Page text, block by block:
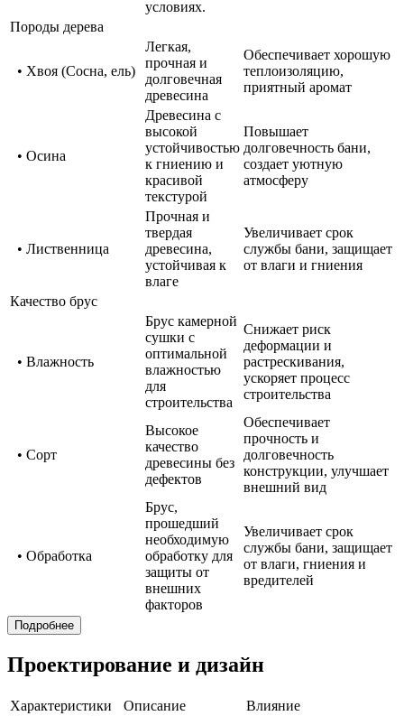
условиях.
Породы дерева
• Хвоя (Сосна, ель)
Легкая,
прочная и
долговечная
древесина
Обеспечивает хорошую
теплоизоляцию,
приятный аромат
• Осина
Древесина с
высокой
устойчивостью
к гниению и
красивой
текстурой
Повышает
долговечность бани,
создает уютную
атмосферу
• Лиственница
Прочная и
твердая
древесина,
устойчивая к
влаге
Увеличивает срок
службы бани, защищает
от влаги и гниения
Качество брус
• Влажность
Брус камерной
сушки с
оптимальной
влажностью
для
строительства
Снижает риск
деформации и
растрескивания,
ускоряет процесс
строительства
• Сорт
Высокое
качество
древесины без
дефектов
Обеспечивает
прочность и
долговечность
конструкции, улучшает
внешний вид
• Обработка
Брус,
прошедший
необходимую
обработку для
защиты от
внешних
факторов
Увеличивает срок
службы бани, защищает
от влаги, гниения и
вредителей
Подробнее
Проектирование и дизайн
Характеристики Описание
Влияние